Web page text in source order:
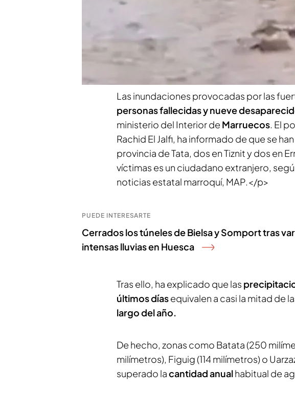
norte de África está siendo azotado
que está inundando zonas de Marruecos
Lorenzo en el vídeo,
entre ambos países
decenas de desaparecidos.
Las inundaciones provocadas por las
personas fallecidas y nueve
ministerio del Interior de Marruecos. El
Rachid El Jalfi, ha informado de que se
provincia de Tata, dos en Tiznit y dos en
víctimas es un ciudadano extranjero,
noticias estatal marroquí, MAP.</p>
PUEDE INTERESARTE
Cerrados los túneles de Bielsa y Somport tras
intensas lluvias en Huesca
Tras ello, ha explicado que las
últimos díasequivalen a casi la mitad de
largo del año.
De hecho, zonas como Batata (250
milímetros), Figuig (114 milímetros) o
superado lacantidad anualhabitual de